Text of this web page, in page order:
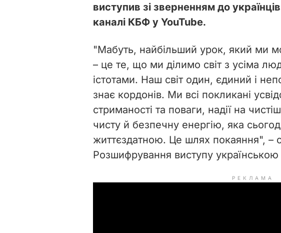
виступив зі зверненням до
каналі КБФ у YouTube.
"Мабуть, найбільший урок, який ми
– це те, що ми ділимо світ з усіма
істотами. Наш світ один, єдиний і
знає кордонів. Ми всі покликані
стриманості та поваги, надії на
чисту й безпечну енергію, яка
життєздатною. Це шлях покаяння", –
Розшифрування виступу українською
РЕКЛАМА